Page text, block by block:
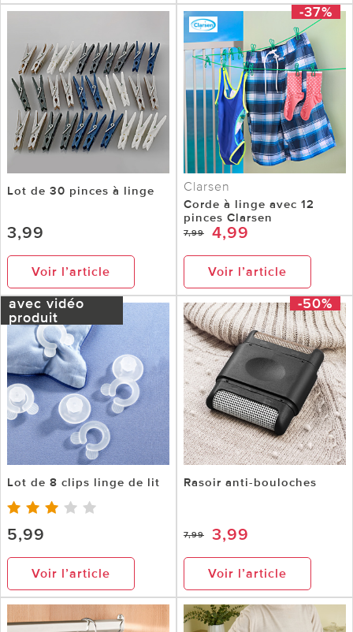
Lot de 30 pinces à linge
3,99
Voir l’article
-37%
Clarsen
Corde à linge avec 12
pinces Clarsen
7,99 4,99
Voir l’article
avec vidéo
produit
Lot de 8 clips linge de lit
5,99
Voir l’article
-50%
Rasoir anti-bouloches
7,99 3,99
Voir l’article